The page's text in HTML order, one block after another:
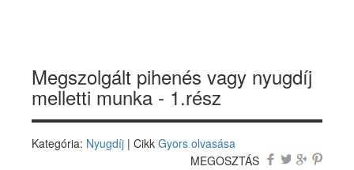
Megszolgált pihenés vagy nyugdíj
melletti munka - 1.rész
Kategória: Nyugdíj | Cikk Gyors olvasása
MEGOSZTÁS